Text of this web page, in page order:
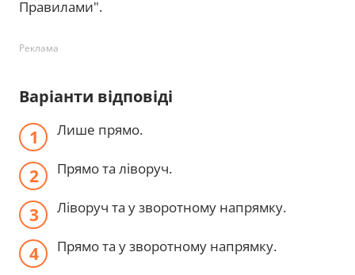
Правилами".
Реклама
Варіанти відповіді
Лише прямо.
Прямо та ліворуч.
Ліворуч та у зворотному напрямку.
Прямо та у зворотному напрямку.